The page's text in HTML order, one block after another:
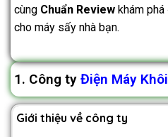
cùng Chuẩn Review khám
cho máy sấy nhà bạn.
1. Công ty Điện Máy
Giới thiệu về công ty